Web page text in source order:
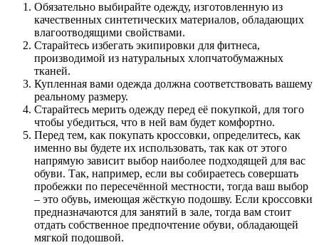
Обязательно выбирайте одежду, изготовленную из
качественных синтетических материалов, обладающих
влагоотводящими свойствами.
Старайтесь избегать экипировки для фитнеса,
производимой из натуральных хлопчатобумажных
тканей.
Купленная вами одежда должна соответствовать вашему
реальному размеру.
Старайтесь мерить одежду перед её покупкой, для того
чтобы убедиться, что в ней вам будет комфортно.
Перед тем, как покупать кроссовки, определитесь, как
именно вы будете их использовать, так как от этого
напрямую зависит выбор наиболее подходящей для вас
обуви. Так, например, если вы собираетесь совершать
пробежки по пересечённой местности, тогда ваш выбор
– это обувь, имеющая жёсткую подошву. Если кроссовки
предназначаются для занятий в зале, тогда вам стоит
отдать собственное предпочтение обуви, обладающей
мягкой подошвой.